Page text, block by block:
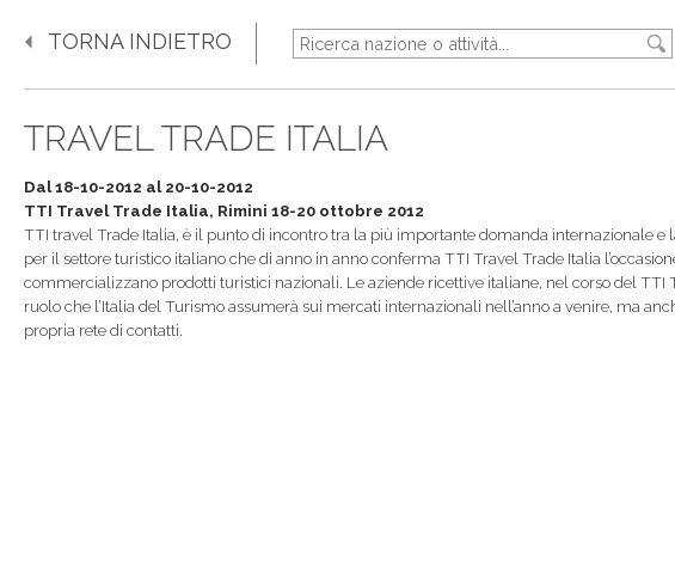
TORNA INDIETRO
TRAVEL TRADE ITALIA
Dal 18-10-2012 al 20-10-2012
TTI Travel Trade Italia, Rimini 18-20 ottobre 2012
TTI travel Trade Italia, è il punto di incontro tra la più importante domanda internazionale
per il settore turistico italiano che di anno in anno conferma TTI Travel Trade Italia
commercializzano prodotti turistici nazionali. Le aziende ricettive italiane, nel corso del
ruolo che l’Italia del Turismo assumerà sui mercati internazionali nell’anno a venire, ma
propria rete di contatti.